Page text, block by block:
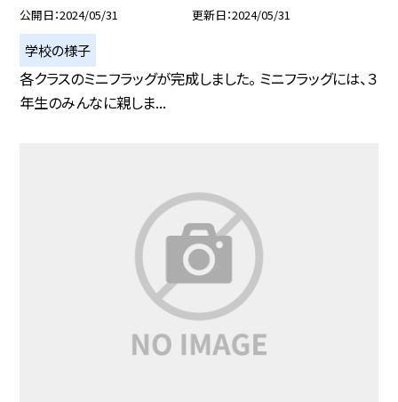
公開日 2024/05/31 更新日 2024/05/31
学校の様子
各クラスのミニフラッグが完成しました。 ミニフラッグには、３
年生のみんなに親しま...